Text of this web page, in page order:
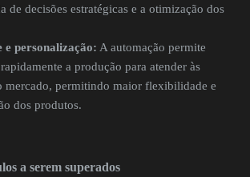
de decisões estratégicas e a otimização dos
e personalização: A automação permite
a produção para atender às
mercado, permitindo maior flexibilidade e
dos produtos.
a serem superados